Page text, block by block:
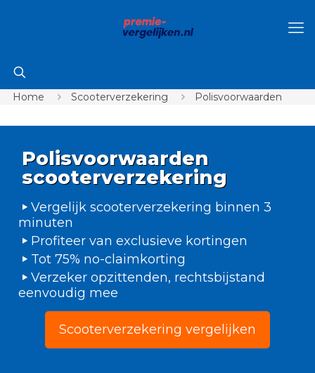
Home Scooterverzekering Polisvoorwaarden
Polisvoorwaarden
scooterverzekering
Vergelijk scooterverzekering binnen 3
minuten
Profiteer van exclusieve kortingen
Tot 75% no-claimkorting
Verzeker opzittenden, rechtsbijstand
eenvoudig mee
Scooterverzekering vergelijken